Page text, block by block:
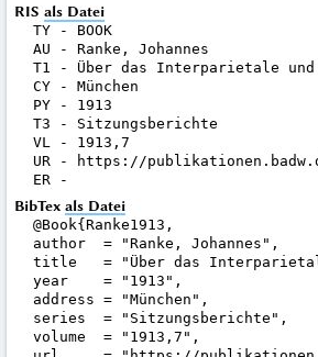
RIS als Datei
TY - BOOK
AU - Ranke, Johannes
T1 - Über das Interparietale und
CY - München
PY - 1913
T3 - Sitzungsberichte
VL - 1913,7
UR - https://
BibTex als Datei
@Book{Ranke1913,
author  = "Ranke, Johannes",
title   = "Über das Interparietale
year    = "1913",
address = "München",
series  = "Sitzungsberichte",
volume  = "1913,7",